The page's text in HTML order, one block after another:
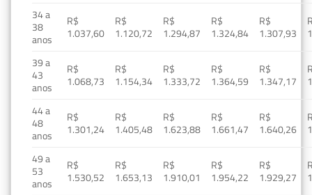
34 a
38
anos
R$
1.037,60
R$
1.120,72
R$
1.294,87
R$
1.324,84
R$
1.307,93
39 a
43
anos
R$
1.068,73
R$
1.154,34
R$
1.333,72
R$
1.364,59
R$
1.347,17
44 a
48
anos
R$
1.301,24
R$
1.405,48
R$
1.623,88
R$
1.661,47
R$
1.640,26
49 a
53
anos
R$
1.530,52
R$
1.653,13
R$
1.910,01
R$
1.954,22
R$
1.929,27